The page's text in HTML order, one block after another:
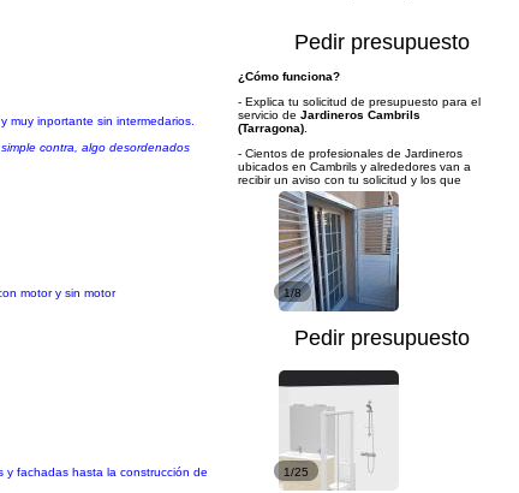
muy inportante sin intermedarios.
contra, algo desordenados
Pedir presupuesto
motor y sin motor
1/8
Pedir presupuesto
y fachadas hasta la construcción de
1/25
¿Cómo funciona?
- Explica tu solicitud de presupuesto para el
servicio de Jardineros Cambrils
(Tarragona)
- Cientos de profesionales de Jardineros
ubicados en Cambrils y alrededores van a
recibir un aviso con tu solicitud y los que